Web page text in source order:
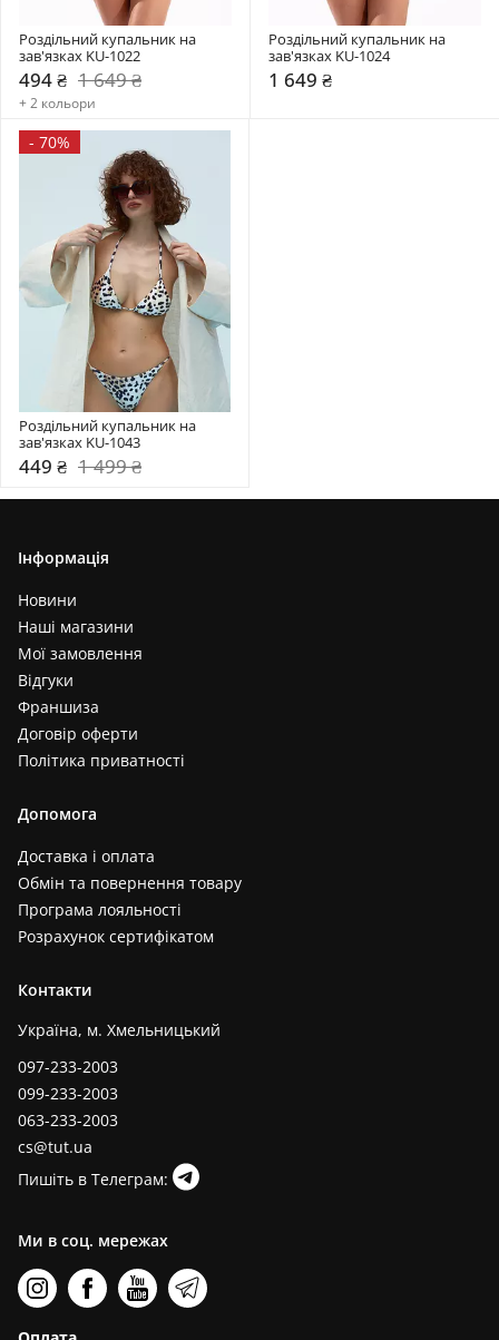
Роздільний купальник на
зав'язках KU-1022
494 ₴ 1 649 ₴
+ 2 кольори
Роздільний купальник на
зав'язках KU-1024
1 649 ₴
- 70%
Роздільний купальник на
зав'язках KU-1043
449 ₴ 1 499 ₴
Інформація
Новини
Наші магазини
Мої замовлення
Відгуки
Франшиза
Договір оферти
Політика приватності
Допомога
Доставка і оплата
Обмін та повернення товару
Програма лояльності
Розрахунок сертифікатом
Контакти
Україна, м. Хмельницький
097-233-2003
099-233-2003
063-233-2003
cs@tut.ua
Пишіть в Телеграм:
Ми в соц. мережах